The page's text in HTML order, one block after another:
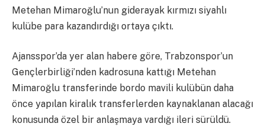
Metehan Mimaroğlu’nun giderayak kırmızı siyahlı
kulübe para kazandırdığı ortaya çıktı.
Ajansspor’da yer alan habere göre, Trabzonspor’un
Gençlerbirliği’nden kadrosuna kattığı Metehan
Mimaroğlu transferinde bordo mavili kulübün daha
önce yapılan kiralık transferlerden kaynaklanan alacağı
konusunda özel bir anlaşmaya vardığı ileri sürüldü.